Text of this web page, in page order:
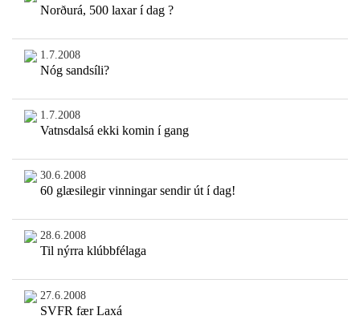
Norðurá, 500 laxar í dag ?
1.7.2008
Nóg sandsíli?
1.7.2008
Vatnsdalsá ekki komin í gang
30.6.2008
60 glæsilegir vinningar sendir út í dag!
28.6.2008
Til nýrra klúbbfélaga
27.6.2008
SVFR fær Laxá